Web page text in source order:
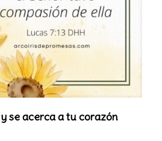
se acerca a tu corazón